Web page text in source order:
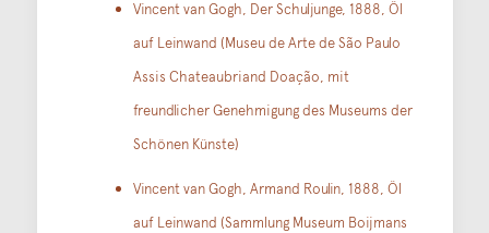
Vincent van Gogh, Der Schuljunge, 1888, Öl
auf Leinwand (Museu de Arte de São Paulo
Assis Chateaubriand Doação, mit
freundlicher Genehmigung des Museums der
Schönen Künste)
Vincent van Gogh, Armand Roulin, 1888, Öl
auf Leinwand (Sammlung Museum Boijmans